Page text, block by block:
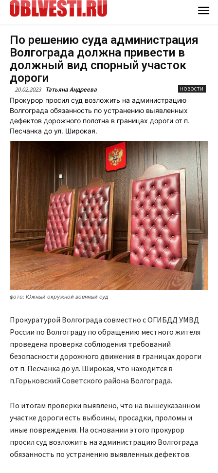
По решению суда администрация
Волгограда должна привести в
должный вид спорный участок
дороги
20.02.2023 Татьяна Андреева НОВОСТИ
Прокурор просил суд возложить на администрацию
Волгограда обязанность по устранению выявленных
дефектов дорожного полотна в границах дороги от п.
Песчанка до ул. Широкая.
фото: Южный окружной военный суд
Прокуратурой Волгограда совместно с ОГИБДД УМВД
России по Волгограду по обращению местного жителя
проведена проверка соблюдения требований
безопасности дорожного движения в границах дороги
от п. Песчанка до ул. Широкая, что находится в
п.Горьковский Советского района Волгограда.
По итогам проверки выявлено, что на вышеуказанном
участке дороги есть выбоины, просадки, проломы и
иные повреждения. На основании этого прокурор
просил суд возложить на администрацию Волгограда
обязанность по устранению выявленных дефектов.